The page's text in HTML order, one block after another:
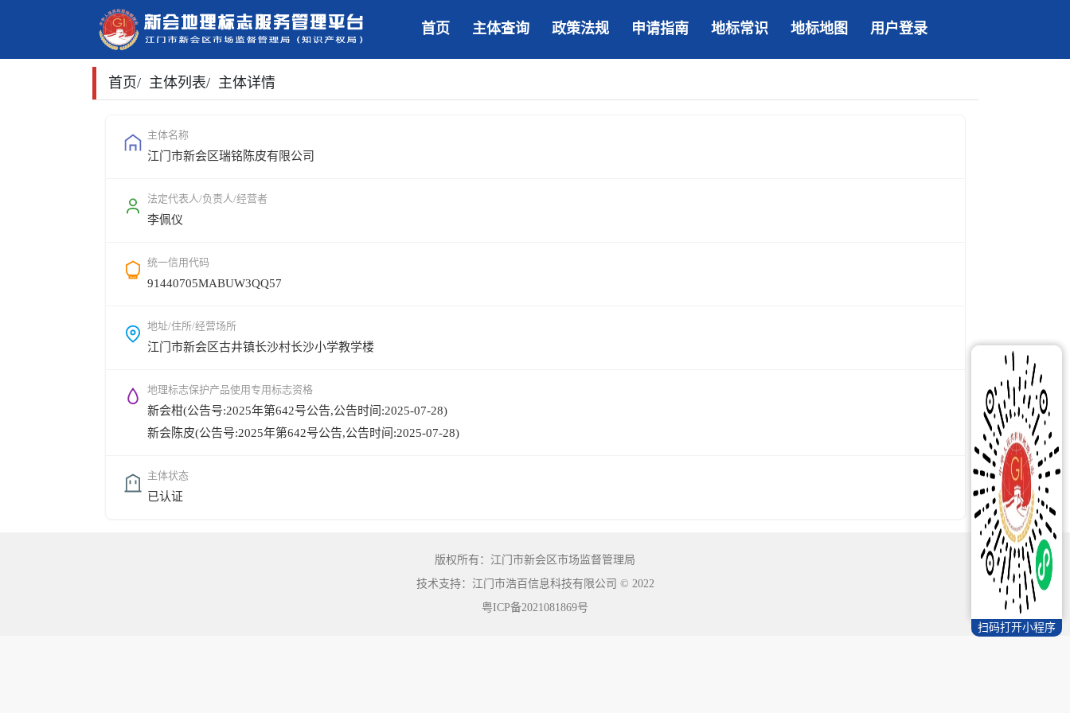
首页 主体查询 政策法规 申请指南 地标常识 地标地图 用户登录
首页/ 主体列表/ 主体详情
主体名称
江门市新会区瑞铭陈皮有限公司
法定代表人/负责人/经营者
李佩仪
统一信用代码
91440705MABUW3QQ57
地址/住所/经营场所
江门市新会区古井镇长沙村长沙小学教学楼
地理标志保护产品使用专用标志资格
新会柑(公告号:2025年第642号公告,公告时间:2025-07-28)
新会陈皮(公告号:2025年第642号公告,公告时间:2025-07-28)
主体状态
已认证
扫码打开小程序
版权所有：江门市新会区市场监督管理局
技术支持：江门市浩百信息科技有限公司 © 2022
粤ICP备2021081869号